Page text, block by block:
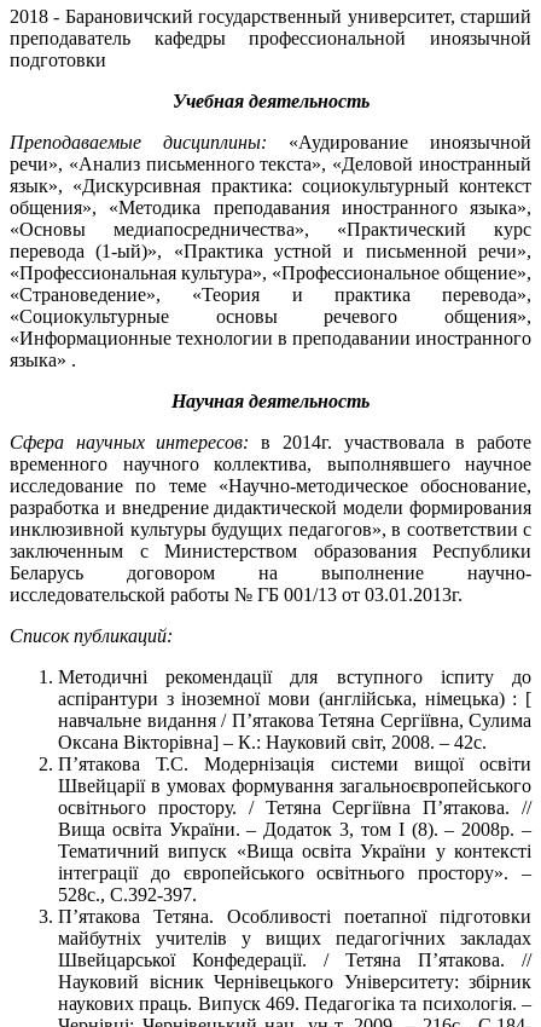
2018 - Барановичский государственный университет, старший
преподаватель кафедры профессиональной иноязычной
подготовки
Учебная деятельность
Преподаваемые дисциплины: «Аудирование иноязычной
речи», «Анализ письменного текста», «Деловой иностранный
язык», «Дискурсивная практика: социокультурный контекст
общения», «Методика преподавания иностранного языка»,
«Основы медиапосредничества», «Практический курс
перевода (1-ый)», «Практика устной и письменной речи»,
«Профессиональная культура», «Профессиональное общение»,
«Страноведение», «Теория и практика перевода»,
«Социокультурные основы речевого общения»,
«Информационные технологии в преподавании иностранного
языка» .
Научная деятельность
Сфера научных интересов: в 2014г. участвовала в работе
временного научного коллектива, выполнявшего научное
исследование по теме «Научно-методическое обоснование,
разработка и внедрение дидактической модели формирования
инклюзивной культуры будущих педагогов», в соответствии с
заключенным с Министерством образования Республики
Беларусь договором на выполнение научно-
исследовательской работы № ГБ 001/13 от 03.01.2013г.
Список публикаций:
Методичні рекомендації для вступного іспиту до
аспірантури з іноземної мови (англійська, німецька) : [
навчальне видання / П’ятакова Тетяна Сергіївна, Сулима
Оксана Вікторівна] – К.: Науковий світ, 2008. – 42с.
П’ятакова Т.С. Модернізація системи вищої освіти
Швейцарії в умовах формування загальноєвропейського
освітнього простору. / Тетяна Сергіївна П’ятакова. //
Вища освіта України. – Додаток 3, том І (8). – 2008р. –
Тематичний випуск «Вища освіта України у контексті
інтеграції до європейського освітнього простору». –
528с., С.392-397.
П’ятакова Тетяна. Особливості поетапної підготовки
майбутніх учителів у вищих педагогічних закладах
Швейцарської Конфедерації. / Тетяна П’ятакова. //
Науковий вісник Чернівецького Університету: збірник
наукових праць. Випуск 469. Педагогіка та психологія. –